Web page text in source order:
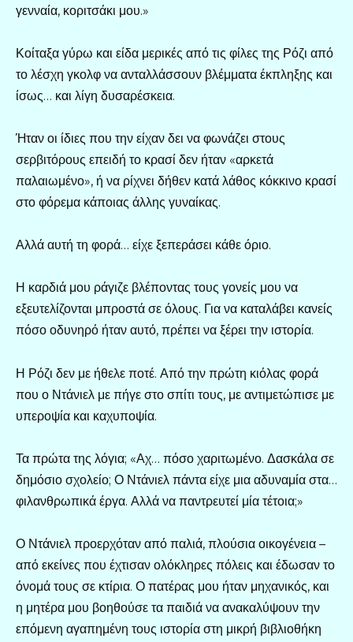
γενναία, κοριτσάκι μου.»
Κοίταξα γύρω και είδα μερικές από τις φίλες της Ρόζι από
το λέσχη γκολφ να ανταλλάσσουν βλέμματα έκπληξης και
ίσως… και λίγη δυσαρέσκεια.
Ήταν οι ίδιες που την είχαν δει να φωνάζει στους
σερβιτόρους επειδή το κρασί δεν ήταν «αρκετά
παλαιωμένο», ή να ρίχνει δήθεν κατά λάθος κόκκινο κρασί
στο φόρεμα κάποιας άλλης γυναίκας.
Αλλά αυτή τη φορά… είχε ξεπεράσει κάθε όριο.
Η καρδιά μου ράγιζε βλέποντας τους γονείς μου να
εξευτελίζονται μπροστά σε όλους. Για να καταλάβει κανείς
πόσο οδυνηρό ήταν αυτό, πρέπει να ξέρει την ιστορία.
Η Ρόζι δεν με ήθελε ποτέ. Από την πρώτη κιόλας φορά
που ο Ντάνιελ με πήγε στο σπίτι τους, με αντιμετώπισε με
υπεροψία και καχυποψία.
Τα πρώτα της λόγια; «Αχ… πόσο χαριτωμένο. Δασκάλα σε
δημόσιο σχολείο; Ο Ντάνιελ πάντα είχε μια αδυναμία στα…
φιλανθρωπικά έργα. Αλλά να παντρευτεί μία τέτοια;»
Ο Ντάνιελ προερχόταν από παλιά, πλούσια οικογένεια –
από εκείνες που έχτισαν ολόκληρες πόλεις και έδωσαν το
όνομά τους σε κτίρια. Ο πατέρας μου ήταν μηχανικός, και
η μητέρα μου βοηθούσε τα παιδιά να ανακαλύψουν την
επόμενη αγαπημένη τους ιστορία στη μικρή βιβλιοθήκη